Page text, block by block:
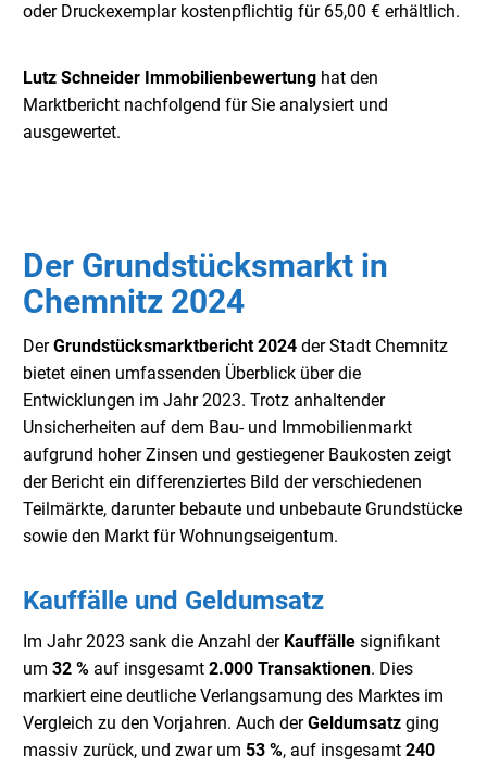
oder Druckexemplar kostenpflichtig für 65,00 € erhältlich.
Lutz Schneider Immobilienbewertung hat den
Marktbericht nachfolgend für Sie analysiert und
ausgewertet.
Der Grundstücksmarkt in
Chemnitz 2024
DerGrundstücksmarktbericht 2024 der Stadt Chemnitz
bietet einen umfassenden Überblick über die
Entwicklungen im Jahr 2023. Trotz anhaltender
Unsicherheiten auf dem Bau- und Immobilienmarkt
aufgrund hoher Zinsen und gestiegener Baukosten zeigt
der Bericht ein differenziertes Bild der verschiedenen
Teilmärkte, darunter bebaute und unbebaute Grundstücke
sowie den Markt für Wohnungseigentum.
Kauffälle und Geldumsatz
Im Jahr 2023 sank die Anzahl der Kauffälle signifikant
um 32 % auf insgesamt 2.000 Transaktionen. Dies
markiert eine deutliche Verlangsamung des Marktes im
Vergleich zu den Vorjahren. Auch derGeldumsatz ging
massiv zurück, und zwar um 53 %, auf insgesamt 240